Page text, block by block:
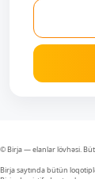
© Birja — elanlar lövhəsi.
Birja saytında bütün